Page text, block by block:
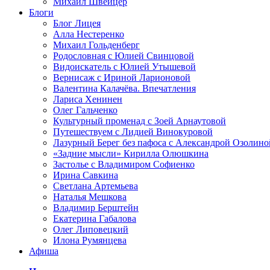
Блоги
Блог Лицея
Алла Нестеренко
Михаил Гольденберг
Родословная с Юлией Свинцовой
Видоискатель с Юлией Утышевой
Вернисаж с Ириной Ларионовой
Валентина Калачёва. Впечатления
Лариса Хенинен
Олег Гальченко
Культурный променад с Зоей Арнаутовой
Путешествуем с Лидией Винокуровой
Лазурный Берег без пафоса с Александрой
«Задние мысли» Кирилла Олюшкина
Застолье с Владимиром Софиенко
Ирина Савкина
Светлана Артемьева
Наталья Мешкова
Владимир Берштейн
Екатерина Габалова
Олег Липовецкий
Илона Румянцева
Афиша